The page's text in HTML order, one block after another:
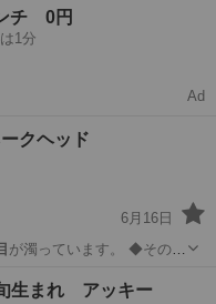
チ 0円
1分
Ad
クヘッド
6月16日
が濁っています。 ◆その他
生まれ アッキー